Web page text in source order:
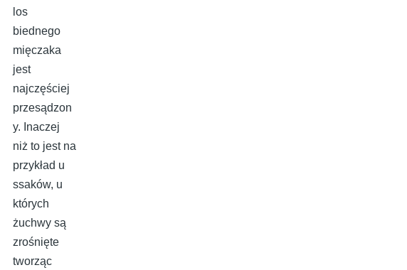
los
biednego
mięczaka
jest
najczęściej
przesądzon
y. Inaczej
niż to jest na
przykład u
ssaków, u
których
żuchwy są
zrośnięte
tworząc